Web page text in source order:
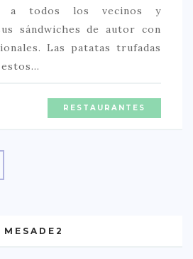
a todos los vecinos y
sándwiches de autor con
Las patatas trufadas
estos…
RESTAURANTES
MESADE2